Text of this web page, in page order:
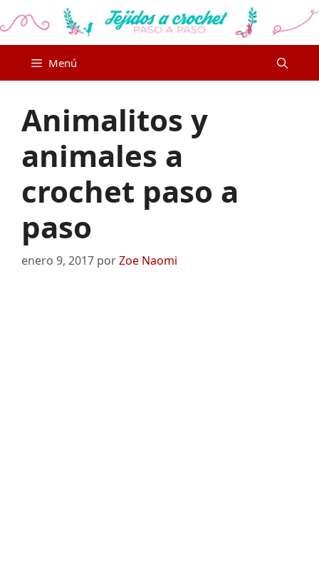
al
Menú
Animalitos y
animales a
crochet paso a
paso
enero 9, 2017 porZoe Naomi